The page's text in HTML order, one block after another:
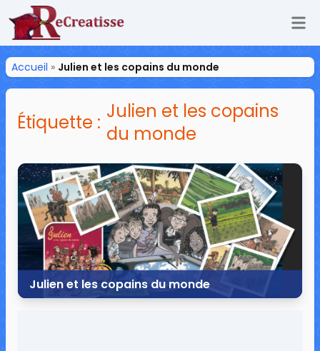
ReCreatisse
Accueil » Julien et les copains du monde
Étiquette : Julien et les copains
du monde
Julien et les copains du monde